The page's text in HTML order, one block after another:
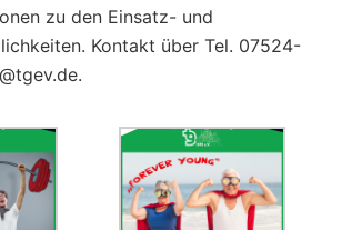
zu den Einsatz- und
Kontakt über Tel. 07524-